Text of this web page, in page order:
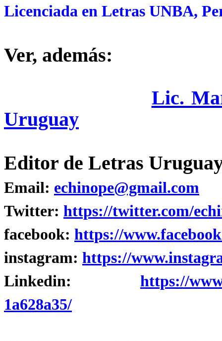
Licenciada en Letras UNBA,
Ver, además:
Lic.
Uruguay
Editor de Letras
Email: echinope@gmail.com
Twitter: https://twitter.com/
facebook: https://
instagram: https://
Linkedin: https://
1a628a35/